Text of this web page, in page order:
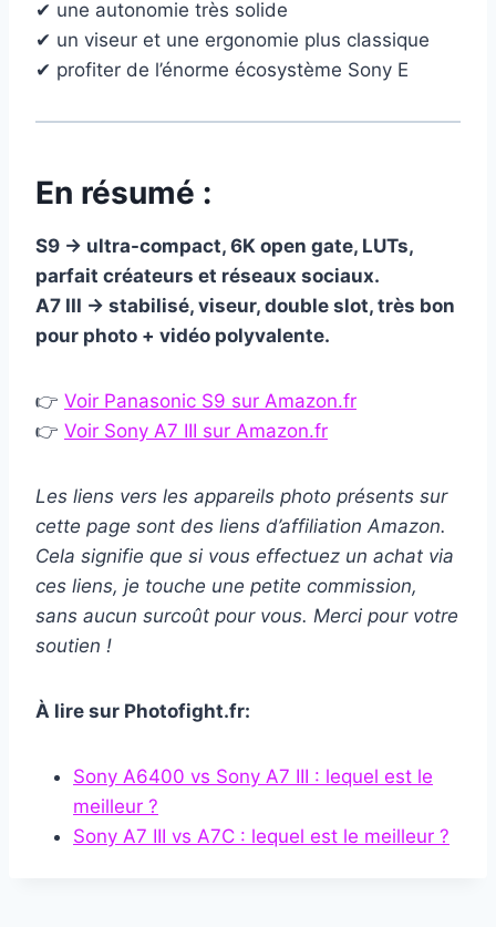
✔ une autonomie très solide
✔ un viseur et une ergonomie plus classique
✔ profiter de l’énorme écosystème Sony E
En résumé :
S9 → ultra-compact, 6K open gate, LUTs,
parfait créateurs et réseaux sociaux.
A7 III → stabilisé, viseur, double slot, très bon
pour photo + vidéo polyvalente.
👉 Voir Panasonic S9 sur Amazon.fr
👉 Voir Sony A7 III sur Amazon.fr
Les liens vers les appareils photo présents sur
cette page sont des liens d’affiliation Amazon.
Cela signifie que si vous effectuez un achat via
ces liens, je touche une petite commission,
sans aucun surcoût pour vous. Merci pour votre
soutien !
À lire sur Photofight.fr:
Sony A6400 vs Sony A7 III : lequel est le
meilleur ?
Sony A7 III vs A7C : lequel est le meilleur ?